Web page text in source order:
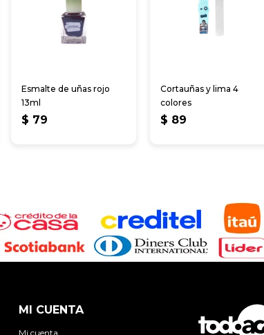
Esmalte de uñas rojo
13ml
$ 79
Cortauñas y lima 4
colores
$ 89
MI CUENTA
Mi cuenta